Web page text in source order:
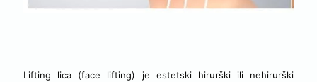
Lifting lica (face lifting) je estetski hirurški ili nehirurški